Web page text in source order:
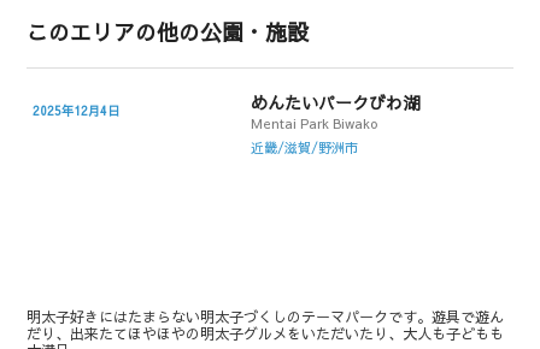
このエリアの他の公園・施設
2025年12月4日 めんたいパークびわ湖
Mentai Park Biwako
近畿/滋賀/野洲市
明太子好きにはたまらない明太子づくしのテーマパークです。遊具で遊ん
だり、出来たてほやほやの明太子グルメをいただいたり、大人も子どもも